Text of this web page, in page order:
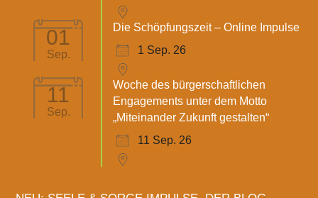
01
Sep.
Die Schöpfungszeit – Online Impulse
1 Sep. 26
11
Sep.
Woche des bürgerschaftlichen
Engagements unter dem Motto
„Miteinander Zukunft gestalten“
11 Sep. 26